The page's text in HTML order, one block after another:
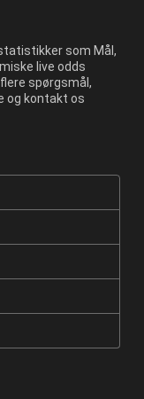
som Mål,
live odds
spørgsmål,
og kontakt os